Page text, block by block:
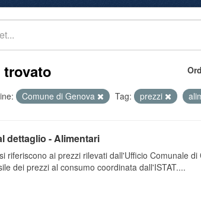
trovato
Comune di Genova Tag: prezzi
dettaglio - Alimentari
riferiscono ai prezzi rilevati dall'Ufficio Comunale
dei prezzi al consumo coordinata dall'ISTAT....